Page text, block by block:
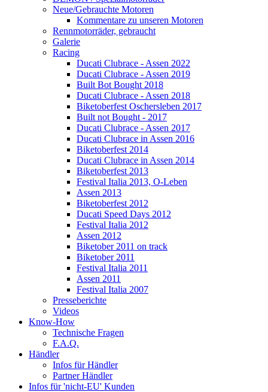
Neue/Gebrauchte Motoren
Kommentare zu unseren Motoren
Rennmotorräder, gebraucht
Galerie
Racing
Ducati Clubrace - Assen 2022
Ducati Clubrace - Assen 2019
Built Bot Bought 2018
Ducati Clubrace - Assen 2018
Biketoberfest Oschersleben 2017
Built not Bought - 2017
Ducati Clubrace - Assen 2017
Ducati Clubrace in Assen 2016
Biketoberfest 2014
Ducati Clubrace in Assen 2014
Biketoberfest 2013
Festival Italia 2013, O-Leben
Assen 2013
Biketoberfest 2012
Ducati Speed Days 2012
Festival Italia 2012
Assen 2012
Biketober 2011 on track
Biketober 2011
Festival Italia 2011
Assen 2011
Festival Italia 2007
Presseberichte
Videos
Know-How
Technische Fragen
F.A.Q.
Händler
Infos für Händler
Partner Händler
Infos für 'nicht-EU' Kunden